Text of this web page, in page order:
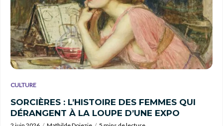
CULTURE
SORCIÈRES : L’HISTOIRE DES FEMMES QUI
DÉRANGENT À LA LOUPE D’UNE EXPO